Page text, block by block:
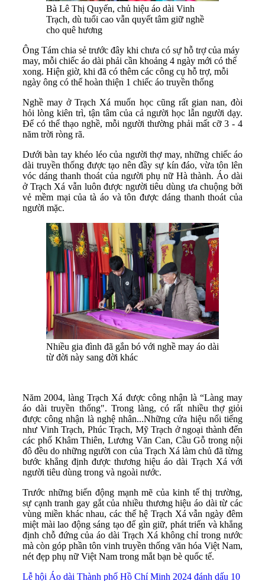
Bà Lê Thị Quyến, chủ hiệu áo dài Vinh
Trạch, dù tuổi cao vẫn quyết tâm giữ nghề
cho quê hương
Ông Tám chia sẻ trước đây khi chưa có sự hỗ trợ của máy
may, mỗi chiếc áo dài phải cần khoảng 4 ngày mới có thể
xong. Hiện giờ, khi đã có thêm các công cụ hỗ trợ, mỗi
ngày ông có thể hoàn thiện 1 chiếc áo truyền thống
Nghề may ở Trạch Xá muốn học cũng rất gian nan, đòi
hỏi lòng kiên trì, tận tâm của cả người học lẫn người dạy.
Để có thể thạo nghề, mỗi người thường phải mất cỡ 3 - 4
năm trời ròng rã.
Dưới bàn tay khéo léo của người thợ may, những chiếc áo
dài truyền thống được tạo nên đầy sự kín đáo, vừa tôn lên
vóc dáng thanh thoát của người phụ nữ Hà thành. Áo dài
ở Trạch Xá vẫn luôn được người tiêu dùng ưa chuộng bởi
vẻ mềm mại của tà áo và tôn được dáng thanh thoát của
người mặc.
Nhiều gia đình đã gắn bó với nghề may áo dài
từ đời này sang đời khác
Năm 2004, làng Trạch Xá được công nhận là “Làng may
áo dài truyền thống". Trong làng, có rất nhiều thợ giỏi
được công nhận là nghệ nhân...Những cửa hiệu nổi tiếng
như Vinh Trạch, Phúc Trạch, Mỹ Trạch ở ngoại thành đến
các phố Khâm Thiên, Lương Văn Can, Cầu Gỗ trong nội
đô đều do những người con của Trạch Xá làm chủ đã từng
bước khẳng định được thương hiệu áo dài Trạch Xá với
người tiêu dùng trong và ngoài nước.
Trước những biến động mạnh mẽ của kinh tế thị trường,
sự cạnh tranh gay gắt của nhiều thương hiệu áo dài từ các
vùng miền khác nhau, các thế hệ Trạch Xá vẫn ngày đêm
miệt mài lao động sáng tạo để gìn giữ, phát triển và khẳng
định chỗ đứng của áo dài Trạch Xá không chỉ trong nước
mà còn góp phần tôn vinh truyền thống văn hóa Việt Nam,
nét đẹp phụ nữ Việt Nam trong mắt bạn bè quốc tế.
Lễ hội Áo dài Thành phố Hồ Chí Minh 2024 đánh dấu 10